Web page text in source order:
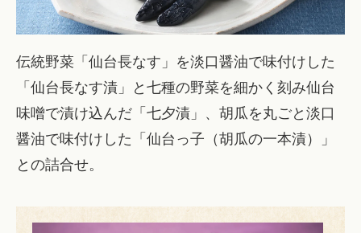
伝統野菜「仙台長なす」を淡口醤油で味付けした
「仙台長なす漬」と七種の野菜を細かく刻み仙台
味噌で漬け込んだ「七夕漬」、胡瓜を丸ごと淡口
醤油で味付けした「仙台っ子（胡瓜の一本漬）」
との詰合せ。